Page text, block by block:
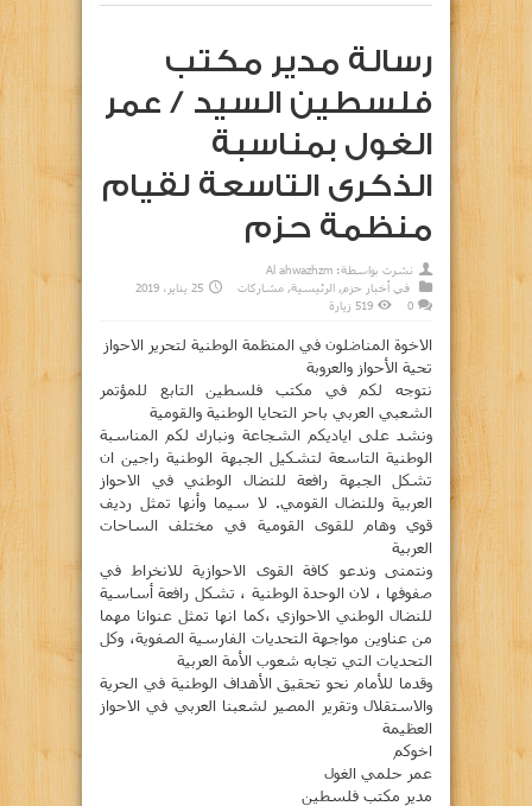
رسالة مدير مكتب
فلسطين السيد / عمر
الغول بمناسبة
الذكرى التاسعة لقيام
منظمة حزم ‎
نشرت بواسطة: Al ahwazhzm
في أخبار حزم, الرئيسية, مشاركات
25 يناير، 2019
0
519 زيارة
الاخوة المناضلون في المنظمة الوطنية لتحرير الاحواز
تحية الأحواز والعروبة
نتوجه لكم في مكتب فلسطين التابع للمؤتمر
الشعبي العربي باحر التحايا الوطنية والقومية
ونشد على اياديكم الشجاعة ونبارك لكم المناسبة
الوطنية التاسعة لتشكيل الجبهة الوطنية راجين ان
تشكل الجبهة رافعة للنضال الوطني في الاحواز
العربية وللنضال القومي. لا سيما وأنها تمثل رديف
قوي وهام للقوى القومية في مختلف الساحات
العربية
ونتمنى وندعو كافة القوى الاحوازية للانخراط في
صفوفها ، لان الوحدة الوطنية ، تشكل رافعة أساسية
للنضال الوطني الاحوازي ،كما انها تمثل عنوانا مهما
من عناوين مواجهة التحديات الفارسية الصفوية، وكل
التحديات التي تجابه شعوب الأمة العربية
وقدما للأمام نحو تحقيق الأهداف الوطنية في الحرية
والاستقلال وتقرير المصير لشعبنا العربي في الاحواز
العظيمة
اخوكم
عمر حلمي الغول
مدير مكتب فلسطين